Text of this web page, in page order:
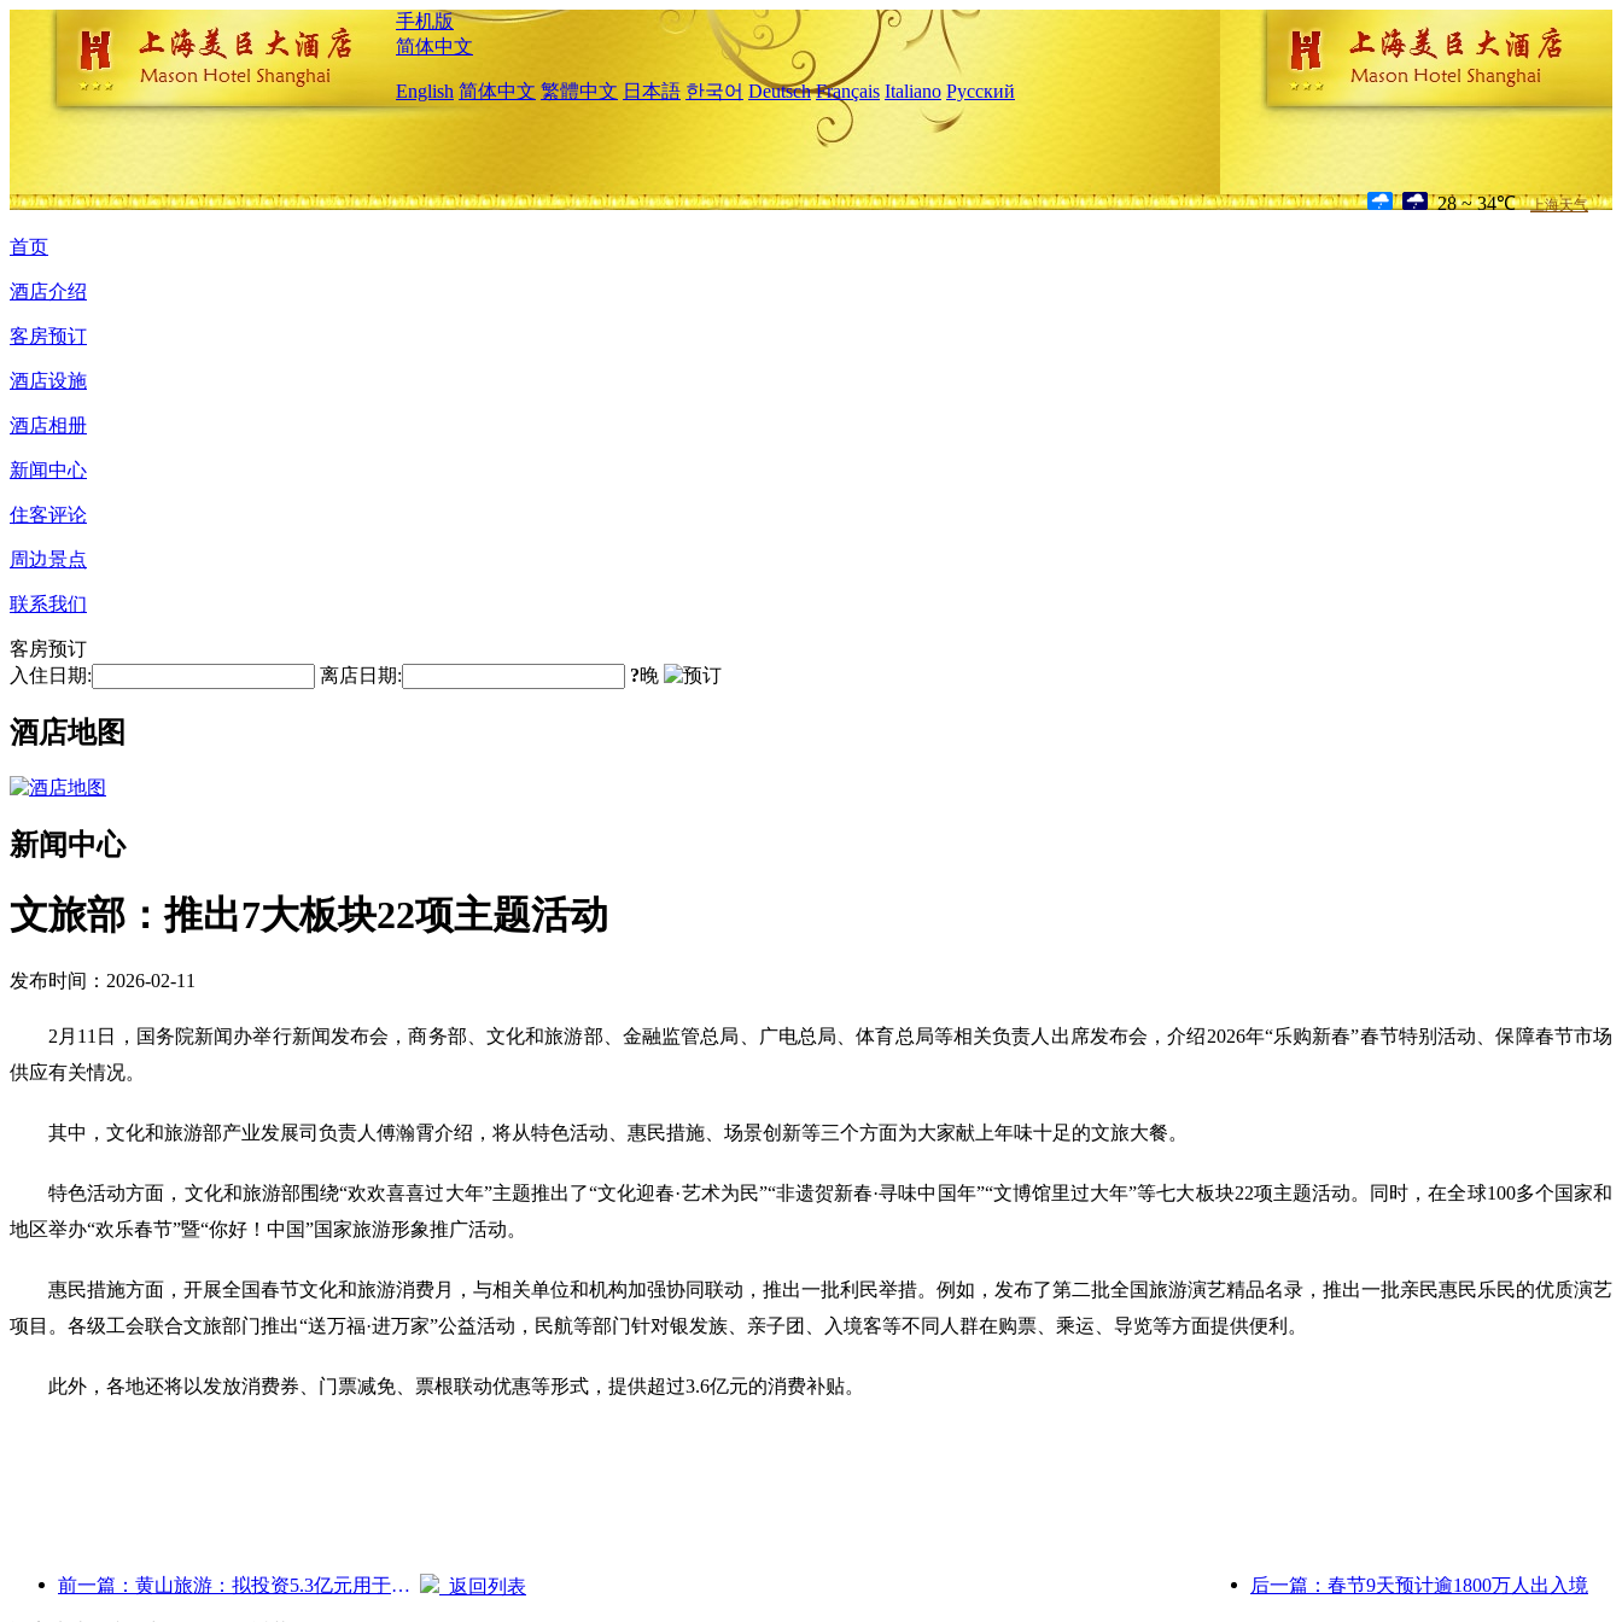
手机版
简体中文
English 简体中文 繁體中文 日本語 한국어 Deutsch Français Italiano Русский
28 ~ 34℃ 上海天气
首页
酒店介绍
客房预订
酒店设施
酒店相册
新闻中心
住客评论
周边景点
联系我们
客房预订
入住日期:
离店日期: ?晚
酒店地图
新闻中心
文旅部：推出7大板块22项主题活动
发布时间：2026-02-11
2月11日，国务院新闻办举行新闻发布会，商务部、文化和旅游部、金融监管总局、广电总局、体育总局等相关负责人出席发布会，介绍2026年“乐购新春”春节特别活动、保障春节市场
供应有关情况。
其中，文化和旅游部产业发展司负责人傅瀚霄介绍，将从特色活动、惠民措施、场景创新等三个方面为大家献上年味十足的文旅大餐。
特色活动方面，文化和旅游部围绕“欢欢喜喜过大年”主题推出了“文化迎春·艺术为民”“非遗贺新春·寻味中国年”“文博馆里过大年”等七大板块22项主题活动。同时，在全球100多个国家和
地区举办“欢乐春节”暨“你好！中国”国家旅游形象推广活动。
惠民措施方面，开展全国春节文化和旅游消费月，与相关单位和机构加强协同联动，推出一批利民举措。例如，发布了第二批全国旅游演艺精品名录，推出一批亲民惠民乐民的优质演艺
项目。各级工会联合文旅部门推出“送万福·进万家”公益活动，民航等部门针对银发族、亲子团、入境客等不同人群在购票、乘运、导览等方面提供便利。
此外，各地还将以发放消费券、门票减免、票根联动优惠等形式，提供超过3.6亿元的消费补贴。
前一篇：黄山旅游：拟投资5.3亿元用于酒店改造 后一篇：春节9天预计逾1800万人出入境
返回列表